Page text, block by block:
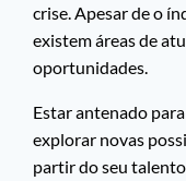
crise. Apesar de o
existem áreas de
oportunidades.
Estar antenado
explorar novas
partir do seu